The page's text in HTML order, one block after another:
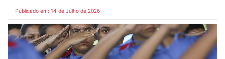
Publicado em: 14 de Julho de 2026